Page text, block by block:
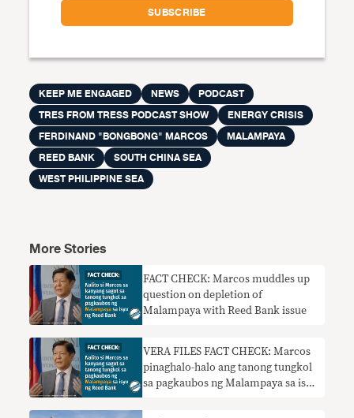
KEEP ME ENGAGED NEWS
PODCAST
TRES FROM TRESS PODCAST SHOW
ENERGY CRISIS
FERDINAND "BONGBONG" MARCOS
MALAMPAYA
REED BANK
SOUTH CHINA SEA
WEST PHILIPPINE SEA
More Stories
FACT CHECK: Marcos muddles up
question on depletion of
Malampaya with Reed Bank issue
VERA FILES FACT CHECK: Marcos
pinaghalo-halo ang tanong tungkol
sa pagkaubos ng Malampaya sa isyu